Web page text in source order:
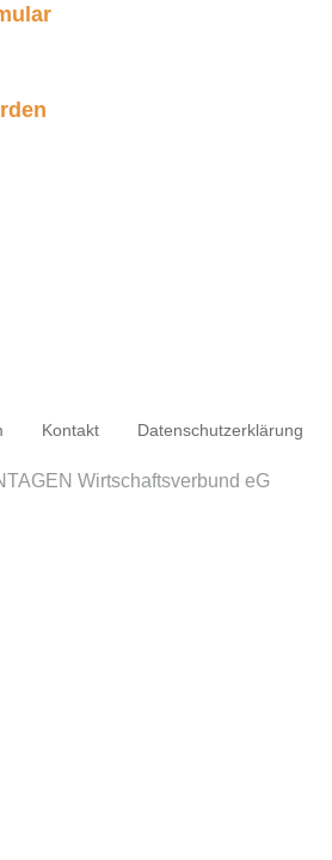
Kontakt Datenschutzerklärung
Wirtschaftsverbund eG